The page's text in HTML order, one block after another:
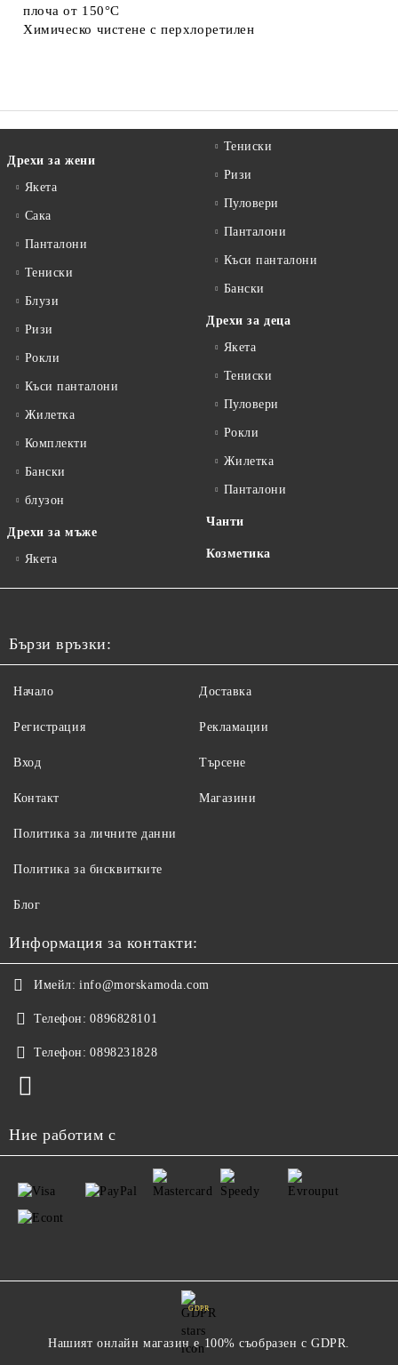
плоча от 150°C
Химическо чистене с перхлоретилен
Дрехи за жени
Якета
Сакa
Панталони
Тениски
Блузи
Ризи
Рокли
Къси панталони
Жилетка
Комплекти
Бански
блузон
Дрехи за мъже
Якета
Тениски
Ризи
Пуловери
Панталони
Къси панталони
Бански
Дрехи за деца
Якета
Тениски
Пуловери
Рокли
Жилетка
Панталони
Чанти
Козметика
Бързи връзки:
Начало
Регистрация
Вход
Контакт
Доставка
Рекламации
Търсене
Магазини
Политика за личните данни
Политика за бисквитките
Блог
Информация за контакти:
Имейл: info@morskamoda.com
Телефон: 0896828101
Телефон: 0898231828
Ние работим с
GDPR
Нашият онлайн магазин е 100% съобразен с GDPR.